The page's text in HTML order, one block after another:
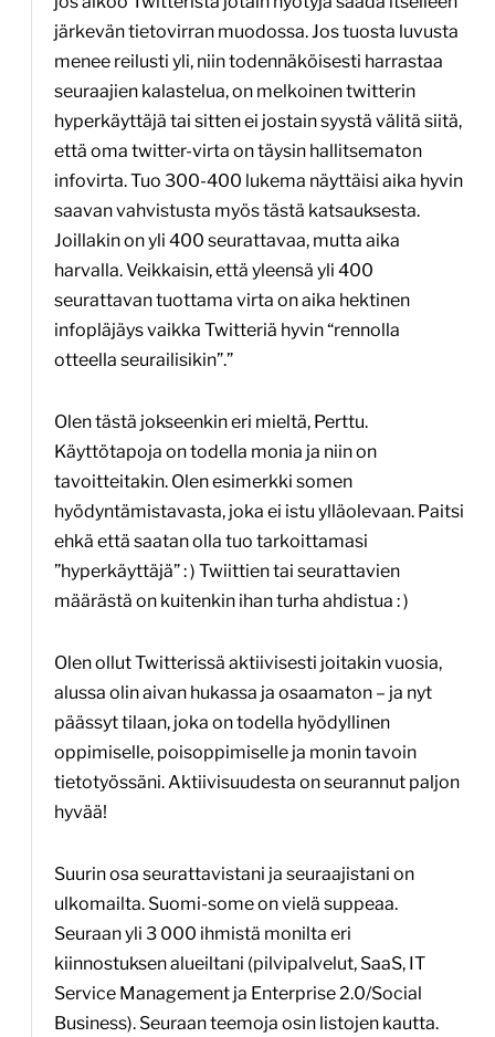
järkevän tietovirran muodossa. Jos tuosta luvusta
menee reilusti yli, niin todennäköisesti harrastaa
seuraajien kalastelua, on melkoinen twitterin
hyperkäyttäjä tai sitten ei jostain syystä välitä siitä,
että oma twitter-virta on täysin hallitsematon
infovirta. Tuo 300-400 lukema näyttäisi aika hyvin
saavan vahvistusta myös tästä katsauksesta.
Joillakin on yli 400 seurattavaa, mutta aika
harvalla. Veikkaisin, että yleensä yli 400
seurattavan tuottama virta on aika hektinen
infopläjäys vaikka Twitteriä hyvin “rennolla
otteella seurailisikin”.”
Olen tästä jokseenkin eri mieltä, Perttu.
Käyttötapoja on todella monia ja niin on
tavoitteitakin. Olen esimerkki somen
hyödyntämistavasta, joka ei istu ylläolevaan. Paitsi
ehkä että saatan olla tuo tarkoittamasi
”hyperkäyttäjä” : ) Twiittien tai seurattavien
määrästä on kuitenkin ihan turha ahdistua : )
Olen ollut Twitterissä aktiivisesti joitakin vuosia,
alussa olin aivan hukassa ja osaamaton – ja nyt
päässyt tilaan, joka on todella hyödyllinen
oppimiselle, poisoppimiselle ja monin tavoin
tietotyössäni. Aktiivisuudesta on seurannut paljon
hyvää!
Suurin osa seurattavistani ja seuraajistani on
ulkomailta. Suomi-some on vielä suppeaa.
Seuraan yli 3 000 ihmistä monilta eri
kiinnostuksen alueiltani (pilvipalvelut, SaaS, IT
Service Management ja Enterprise 2.0/Social
Business). Seuraan teemoja osin listojen kautta.